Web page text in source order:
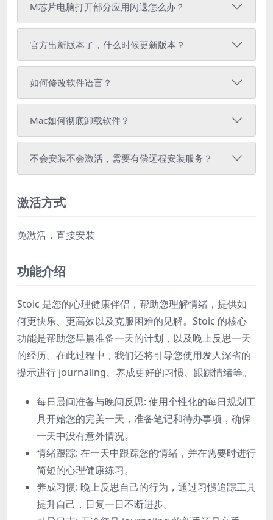
M芯片电脑打开部分应用闪退怎么办？
官方出新版本了，什么时候更新版本？
如何修改软件语言？
Mac如何彻底卸载软件？
不会安装不会激活，需要有偿远程安装服务？
激活方式
免激活，直接安装
功能介绍
Stoic 是您的心理健康伴侣，帮助您理解情绪，提供如
何更快乐、更高效以及克服困难的见解。Stoic 的核心
功能是帮助您早晨准备一天的计划，以及晚上反思一天
的经历。在此过程中，我们还将引导您使用发人深省的
提示进行 journaling、养成更好的习惯、跟踪情绪等。
每日晨间准备与晚间反思: 使用个性化的每日规划工
具开始您的完美一天，准备笔记和待办事项，确保
一天中没有意外情况。
情绪跟踪: 在一天中跟踪您的情绪，并在需要时进行
简短的心理健康练习。
养成习惯: 晚上反思自己的行为，通过习惯追踪工具
提升自己，日复一日不断进步。